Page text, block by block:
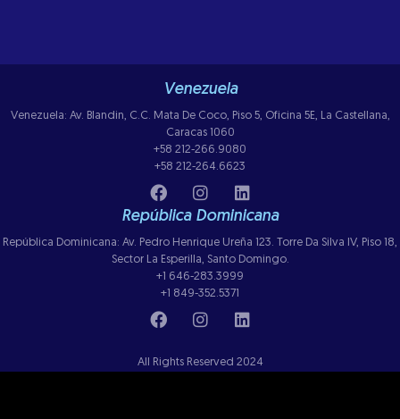
Venezuela
Venezuela: Av. Blandin, C.C. Mata De Coco, Piso 5, Oficina 5E, La Castellana,
Caracas 1060
+58 212-266.9080
+58 212-264.6623
República Dominicana
República Dominicana: Av. Pedro Henrique Ureña 123. Torre Da Silva IV, Piso 18,
Sector La Esperilla, Santo Domingo.
+1 646-283.3999
+1 849-352.5371
All Rights Reserved 2024